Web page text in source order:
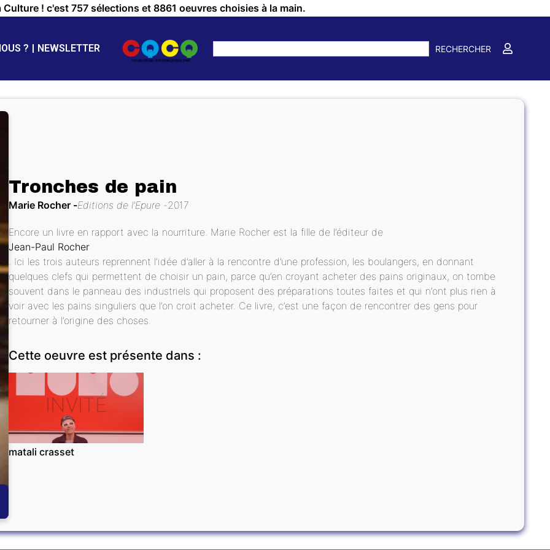
Culture ! c'est 757 sélections et 8861 oeuvres choisies à la main.
? NEWSLETTER RECHERCHER
Tronches de pain
Marie Rocher Editions de l'Epure 2017
Encore un livre en rapport avec la nourriture. Marie Rocher est la fille de l’éditeur de
Jean-Paul Rocher
. Ici les trois auteurs reprennent l’idée d’aller à la rencontre d’une profession, les boulangers, en donnant
quelques clefs qui permettent de choisir un pain, parce qu’en croyant acheter des pains originaux, on tombe
souvent dans le panneau des industriels qui proposent des préparations toutes faites et qui n’ont plus rien à
voir avec les pains singuliers que l’on croit acheter. Ce livre, c’est une façon de rencontrer des gens pour
retourner à l’origine des choses.
Cette oeuvre est présente dans :
INVITÉ
matali crasset